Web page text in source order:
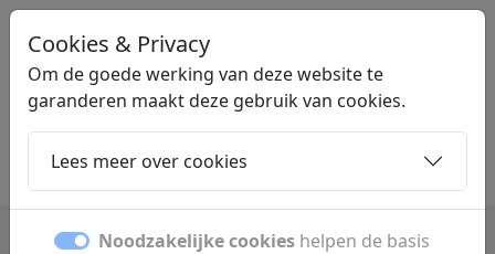
YEM.BE
Home Dochters Contact
Cookies & Privacy
Om de goede werking van deze website te
garanderen maakt deze gebruik van cookies.
Lees meer over cookies
Noodzakelijke cookies helpen de basis